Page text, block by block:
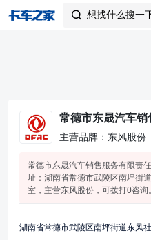
 想找什么搜一
主营品牌：东风股份
常德市东晟汽车销售服务有限责
址：湖南省常德市武陵区南坪街
室，主营东风股份，可拨打0咨询。